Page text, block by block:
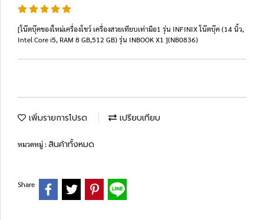
[โน๊ตบุ๊คของใหม่เครื่องโชว์ เครื่องสวยเทียบเท่ามือ1 รุ่น INFINIX โน๊ตบุ๊ค (14 นิ้ว,
Intel Core i5, RAM 8 GB,512 GB) รุ่น INBOOK X1 ](NB0836)
เพิ่มรายการโปรด เปรียบเทียบ
หมวดหมู่ :สินค้าทั้งหมด
Share